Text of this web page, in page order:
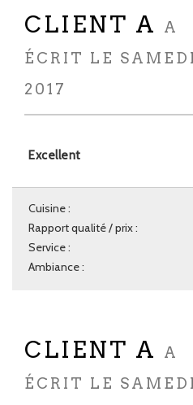
CLIENT A
A
ÉCRIT LE
2017
Excellent
Cuisine :
Rapport qualité / prix :
Service :
Ambiance :
CLIENT A
A
ÉCRIT LE